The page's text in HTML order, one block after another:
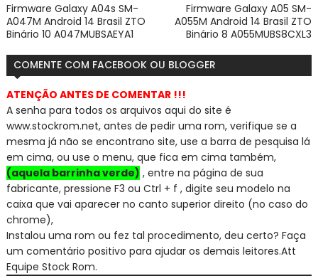
Firmware Galaxy A05 SM-
A055M Android 14 Brasil ZTO
Binário 8 A055MUBS8CXL3
Firmware Galaxy A04s SM-
A047M Android 14 Brasil ZTO
Binário 10 A047MUBSAEYA1
COMENTE COM FACEBOOK OU BLOGGER
ATENÇÃO ANTES DE COMENTAR !!!
A senha para todos os arquivos aqui do site é
www.stockrom.net, antes de pedir uma rom, verifique se a
mesma já não se encontrano site, use a barra de pesquisa lá
em cima, ou use o menu, que fica em cima também,
(aquela barrinha verde) , entre na página de sua
fabricante, pressione F3 ou Ctrl + f , digite seu modelo na
caixa que vai aparecer no canto superior direito (no caso do
chrome),
Instalou uma rom ou fez tal procedimento, deu certo? Faça
um comentário positivo para ajudar os demais leitores.Att
Equipe Stock Rom.